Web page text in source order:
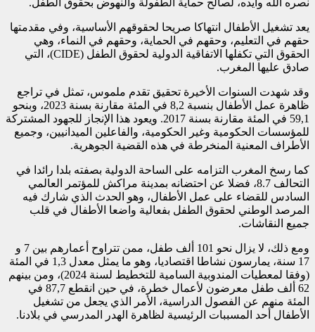
يعد تشغيل الأطفال انتهاكا صريحا لحقوقهم الأساسية، وفي مقدمتها
حقهم في التعليم، وحقهم في الحماية، وحقهم في النماء، وهي
الحقوق التي تكفلها الاتفاقية الدولية لحقوق الطفل (CIDE)، التي
صادق عليها المغرب.
وقد شهدت السنوات الأخيرة تحقيق تقدم ملموس، تمثل في تراجع
ظاهرة عمل الأطفال بنسبة 8,2 في المئة مقارنة بسنة 2023، وبنحو
59,1 في المئة مقارنة بسنة 2017. ويعود هذا الإنجاز للجهود المشتركة
للمؤسسات الحكومية وغير الحكومية، والفاعلين الميدانيين، وجميع
الأطراف المعنية المنخرطة في هذه القضية الجوهرية.
كما رسخ المغرب التزامه على الساحة الدولية بصفته بلدا رائدا في
التحالف 8.7، فضلا عن احتضانه بمدينة مراكش للمؤتمر العالمي
السادس للقضاء على عمل الأطفال، وهو الحدث الذي شارك فيه
المرصد الوطني لحقوق الطفل بفعالية واضعا الأطفال في قلب
جميع النقاشات.
ومع ذلك، لا يزال نحو 101 ألف طفل، ممن تتراوح أعمارهم بين 7 و
17 سنة، يمارسون نشاطا اقتصاديا، وهو ما يمثل معدل 1,3 في المئة
(وفقا لمعطيات المندوبية السامية للتخطيط لسنة 2024)، ومن بينهم
62 ألف طفل معرضون لأعمال خطرة، في حين انقطع 87,7 في
المئة منهم عن الفصول الدراسية، الأمر الذي يجعل من تشغيل
الأطفال أحد المسببات الرئيسية لظاهرة الهدر المدرسي في بلادنا.